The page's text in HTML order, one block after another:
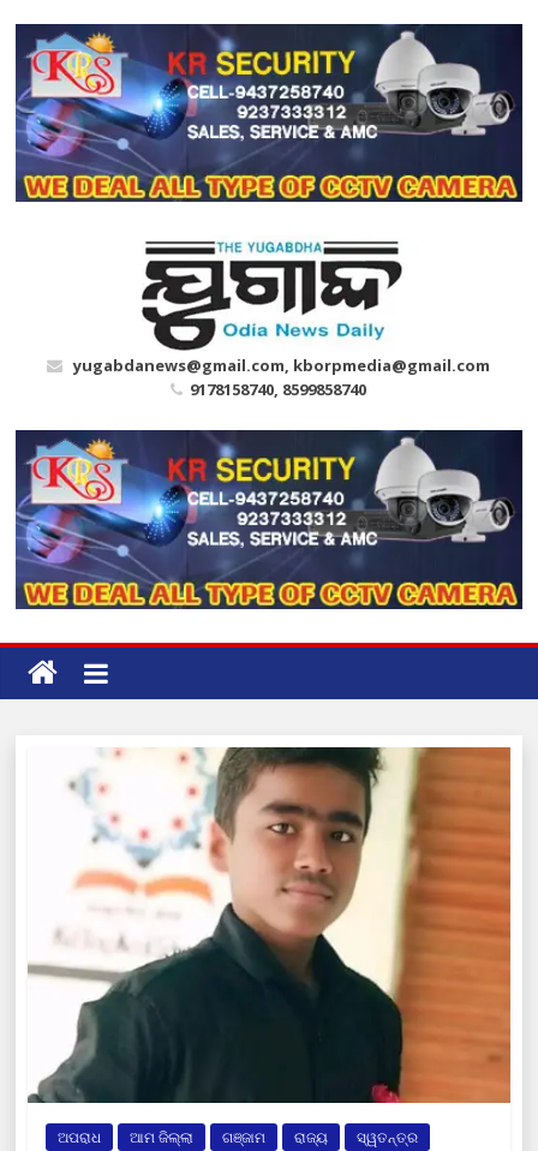
content
yugabdanews@gmail.com, kborpmedia@gmail.com
9178158740, 8599858740
ଅପରାଧ ଆମ ଜିଲ୍ଲା ଗଞ୍ଜାମ ରାଜ୍ୟ ସ୍ୱତନ୍ତ୍ର